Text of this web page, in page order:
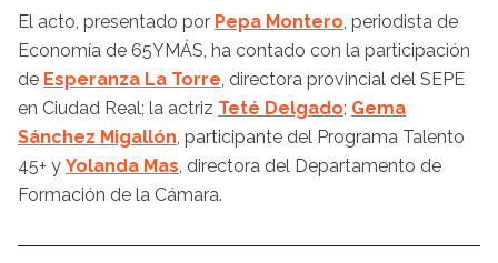
El acto, presentado por Pepa Montero , periodista de
Economía de 65YMÁS, ha contado con la participación
de Esperanza La Torre , directora provincial del SEPE
en Ciudad Real; la actriz Teté Delgado; Gema
Sánchez Migallón , participante del Programa Talento
45+ y Yolanda Mas , directora del Departamento de
Formación de la Cámara.